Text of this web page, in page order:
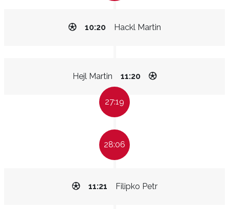
Hackl Martin
10:20
Hejl Martin 11:20
27:19
28:06
Filipko Petr
11:21